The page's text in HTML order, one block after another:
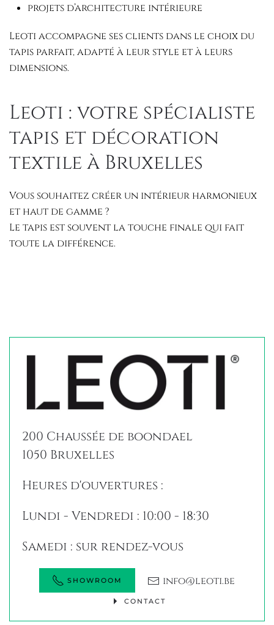
projets d’architecture intérieure
Leoti accompagne ses clients dans le choix du
tapis parfait, adapté à leur style et à leurs
dimensions.
Leoti : votre spécialiste
tapis et décoration
textile à Bruxelles
Vous souhaitez créer un intérieur harmonieux
et haut de gamme ?
Le tapis est souvent la touche finale qui fait
toute la différence.
200 Chaussée de boondael
1050 Bruxelles
Heures d'ouvertures :
Lundi - Vendredi : 10:00 - 18:30
Samedi : sur rendez-vous
SHOWROOM info@leoti.be
CONTACT